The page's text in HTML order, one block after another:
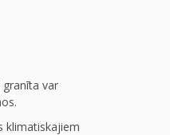
var
klimatiskajiem